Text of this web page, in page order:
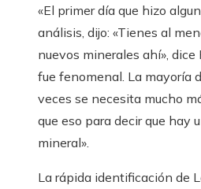
«El primer día que hizo
análisis, dijo: «Tienes al
nuevos minerales ahí», dice
fue fenomenal. La mayoría
veces se necesita mucho
que eso para decir que hay
mineral».
La rápida identificación de